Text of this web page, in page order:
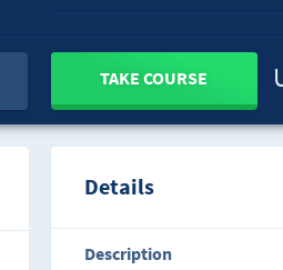
TAKE COURSE
Details
Description